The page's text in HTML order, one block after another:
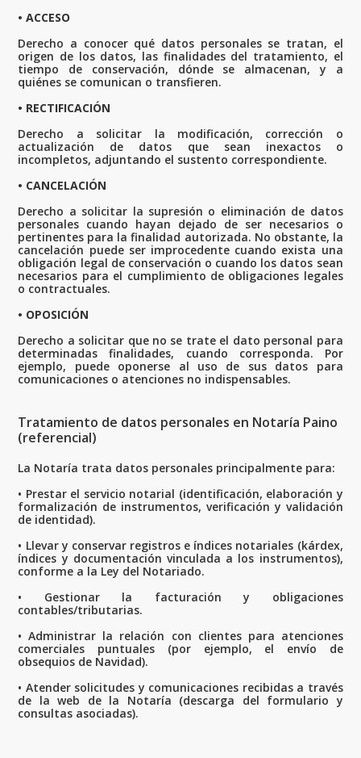
• ACCESO
Derecho a conocer qué datos personales se tratan, el
origen de los datos, las finalidades del tratamiento, el
tiempo de conservación, dónde se almacenan, y a
quiénes se comunican o transfieren.
• RECTIFICACIÓN
Derecho a solicitar la modificación, corrección o
actualización de datos que sean inexactos o
incompletos, adjuntando el sustento correspondiente.
• CANCELACIÓN
Derecho a solicitar la supresión o eliminación de datos
personales cuando hayan dejado de ser necesarios o
pertinentes para la finalidad autorizada. No obstante, la
cancelación puede ser improcedente cuando exista una
obligación legal de conservación o cuando los datos sean
necesarios para el cumplimiento de obligaciones legales
o contractuales.
• OPOSICIÓN
Derecho a solicitar que no se trate el dato personal para
determinadas finalidades, cuando corresponda. Por
ejemplo, puede oponerse al uso de sus datos para
comunicaciones o atenciones no indispensables.
Tratamiento de datos personales en Notaría Paino
(referencial)
La Notaría trata datos personales principalmente para:
• Prestar el servicio notarial (identificación, elaboración y
formalización de instrumentos, verificación y validación
de identidad).
• Llevar y conservar registros e índices notariales (kárdex,
índices y documentación vinculada a los instrumentos),
conforme a la Ley del Notariado.
• Gestionar la facturación y obligaciones
contables/tributarias.
• Administrar la relación con clientes para atenciones
comerciales puntuales (por ejemplo, el envío de
obsequios de Navidad).
• Atender solicitudes y comunicaciones recibidas a través
de la web de la Notaría (descarga del formulario y
consultas asociadas).